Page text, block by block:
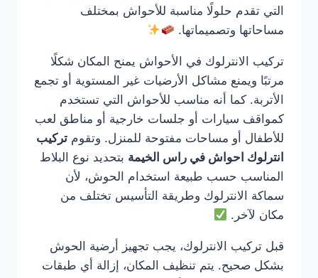
التي تقدم حلولًا مناسبة للأحواش بمختلف
مساحاتها وتصميماتها.
تركيب الانترلوك في الأحواش يمنح المكان شكلًا
مرتبًا ويمنع مشاكل الأرضيات غير المستوية أو تجمع
الأتربة. كما أنه مناسب للأحواش التي تستخدم
كمواقف سيارات أو جلسات خارجية أو مناطق لعب
للأطفال أو مساحات مفتوحة للمنزل. وتقوم تركيب
انترلوك احواش في راس الخيمة بتحديد نوع البلاط
المناسب حسب طبيعة استخدام الحوش، لأن
سماكة الانترلوك وطريقة التأسيس تختلف من
مكان لآخر.
قبل تركيب الانترلوك، يجب تجهيز أرضية الحوش
بشكل صحيح. يتم تنظيف المكان، إزالة أي طبقات